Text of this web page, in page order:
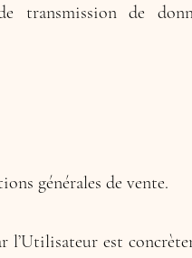
transmission de
générales de vente.
l’Utilisateur est